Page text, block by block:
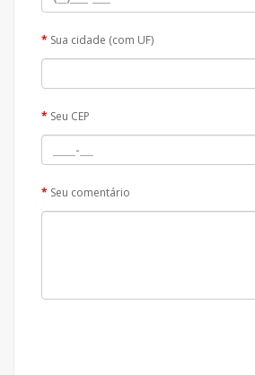
Sua cidade (com UF)
Seu CEP
Seu comentário